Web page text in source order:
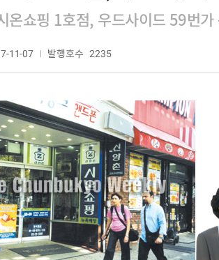
온쇼핑 1호점, 우드사이드 59번
11-07 발행호수 2235